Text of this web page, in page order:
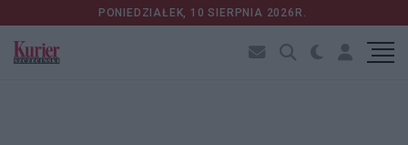
PONIEDZIAŁEK, 10 SIERPNIA 2026R.